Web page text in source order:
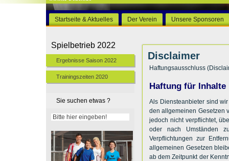
Startseite & Aktuelles Der Verein Unsere Sponsoren
Spielbetrieb 2022
Ergebnisse Saison 2022
Trainingszeiten 2020
Sie suchen etwas ?
Disclaimer
Haftungsausschluss
Haftung für Inhalte
Als Diensteanbieter sind
den allgemeinen Gesetzen
jedoch nicht verpflichtet,
oder nach Umständen
Verpflichtungen zur
allgemeinen Gesetzen
ab dem Zeitpunkt der